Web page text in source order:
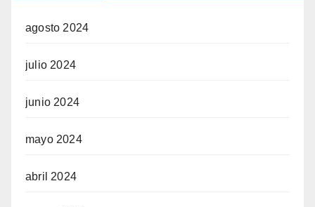
agosto 2024
julio 2024
junio 2024
mayo 2024
abril 2024